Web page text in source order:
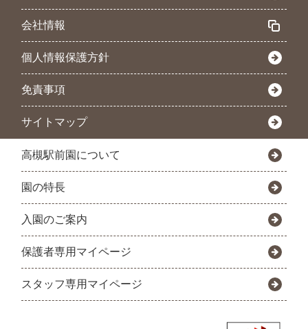
会社情報
個人情報保護方針
免責事項
サイトマップ
高槻駅前園について
園の特長
入園のご案内
保護者専用マイページ
スタッフ専用マイページ